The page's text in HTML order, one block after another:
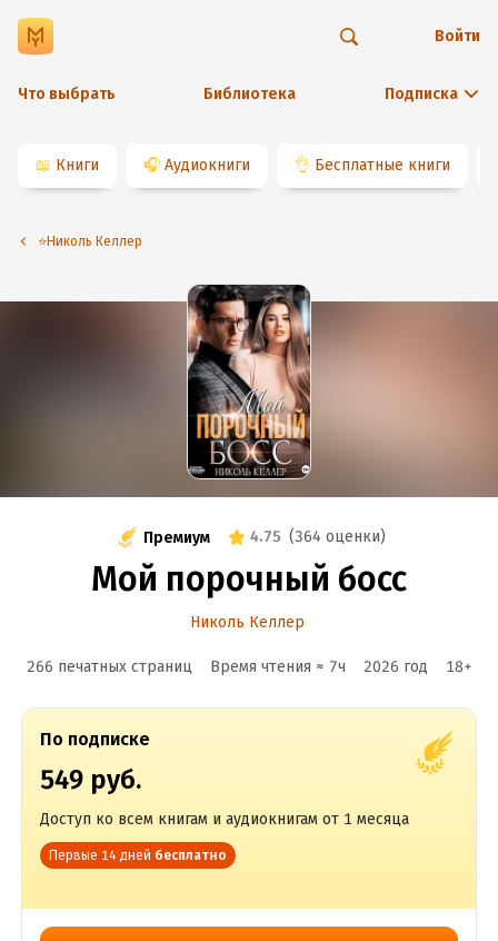
Что выбрать Библиотека Подписка
Войти
📖 Книги 🎧 Аудиокниги 👌 Бесплатные книги
⭐️Николь Келлер
Премиум 4.75 (364 оценки)
Мой порочный босс
Николь Келлер
266 печатных страниц Время чтения ≈ 7ч 2026 год 18+
По подписке
549 руб.
Доступ ко всем книгам и аудиокнигам от 1 месяца
Первые 14 дней бесплатно